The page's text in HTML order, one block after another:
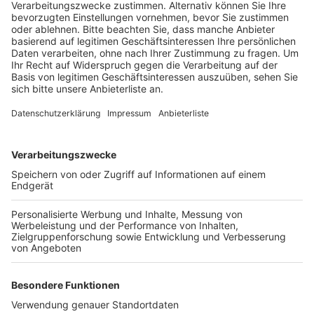
Veröffentlicht:Mittwoch, 30.09.2020 17:18
Anzeige
Offenbar hat sich dort ein Auto beim Überfahren einer
tiefen Wasserabflussrinne die Ölwanne aufgerissen.
Anzeige gegen Unbekannt erstattet. Gesucht werden
jetzt Zeugen, die etwas beobachtet haben, zum
Beispiel auffällige Fahrzeuge im Bereich zwischen der
Bundesstraße 265 (Höhe Parkplatz
Thönnishäusschen) und Kohlweghütte am Nachmittag
und Abend des 29. September. Hinweise unter der
02444.9510-0 oderinfo@nationalpark-eifel.de.
Anzeige